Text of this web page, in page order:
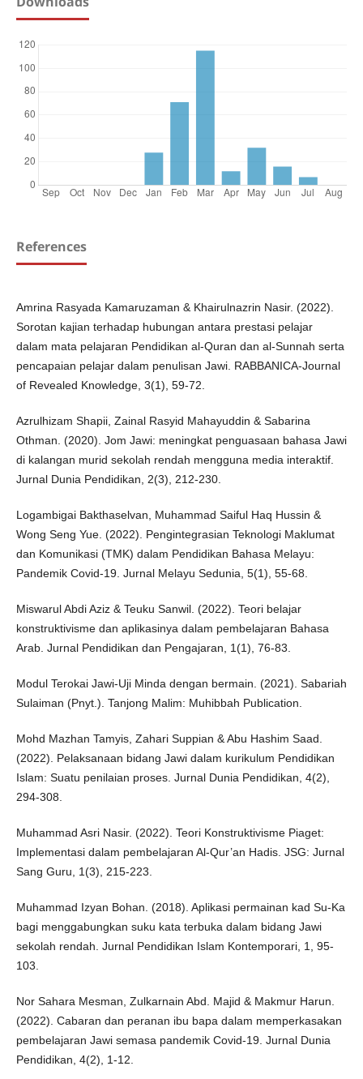
References
Amrina Rasyada Kamaruzaman & Khairulnazrin Nasir. (2022).
Sorotan kajian terhadap hubungan antara prestasi pelajar
dalam mata pelajaran Pendidikan al-Quran dan al-Sunnah serta
pencapaian pelajar dalam penulisan Jawi. RABBANICA-Journal
of Revealed Knowledge, 3(1), 59-72.
Azrulhizam Shapii, Zainal Rasyid Mahayuddin & Sabarina
Othman. (2020). Jom Jawi: meningkat penguasaan bahasa Jawi
di kalangan murid sekolah rendah mengguna media interaktif.
Jurnal Dunia Pendidikan, 2(3), 212-230.
Logambigai Bakthaselvan, Muhammad Saiful Haq Hussin &
Wong Seng Yue. (2022). Pengintegrasian Teknologi Maklumat
dan Komunikasi (TMK) dalam Pendidikan Bahasa Melayu:
Pandemik Covid-19. Jurnal Melayu Sedunia, 5(1), 55-68.
Miswarul Abdi Aziz & Teuku Sanwil. (2022). Teori belajar
konstruktivisme dan aplikasinya dalam pembelajaran Bahasa
Arab. Jurnal Pendidikan dan Pengajaran, 1(1), 76-83.
Modul Terokai Jawi-Uji Minda dengan bermain. (2021). Sabariah
Sulaiman (Pnyt.). Tanjong Malim: Muhibbah Publication.
Mohd Mazhan Tamyis, Zahari Suppian & Abu Hashim Saad.
(2022). Pelaksanaan bidang Jawi dalam kurikulum Pendidikan
Islam: Suatu penilaian proses. Jurnal Dunia Pendidikan, 4(2),
294-308.
Muhammad Asri Nasir. (2022). Teori Konstruktivisme Piaget:
Implementasi dalam pembelajaran Al-Qur’an Hadis. JSG: Jurnal
Sang Guru, 1(3), 215-223.
Muhammad Izyan Bohan. (2018). Aplikasi permainan kad Su-Ka
bagi menggabungkan suku kata terbuka dalam bidang Jawi
sekolah rendah. Jurnal Pendidikan Islam Kontemporari, 1, 95-
103.
Nor Sahara Mesman, Zulkarnain Abd. Majid & Makmur Harun.
(2022). Cabaran dan peranan ibu bapa dalam memperkasakan
pembelajaran Jawi semasa pandemik Covid-19. Jurnal Dunia
Pendidikan, 4(2), 1-12.